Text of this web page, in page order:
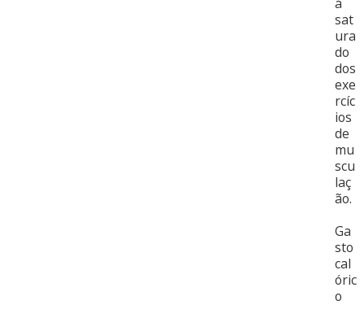
sat
ura
do
dos
exe
rcíc
ios
de
mu
scu
laç
ão.
Ga
sto
cal
óric
o